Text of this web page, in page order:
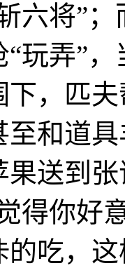
六将”
“玩弄”
下，匹
至和道
果送到
得你好
的吃，